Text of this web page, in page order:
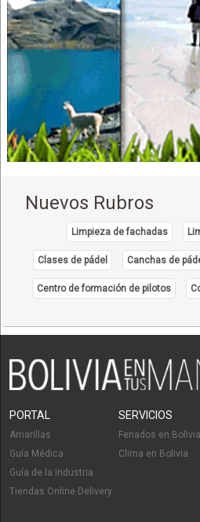
Aceite de Ricino
Aceite de Romero
Aceite de Sésamo
Aceite de Almendra
Seguridad Industrial: Alarmas,
Profesionales
Nuevos Rubros
Limpieza de fachadas
Clases de pádel Canchas de
Centro de formación de pilotos
PORTAL
Amarillas
Guía Médica
Guía de la Industria
Tiendas Online Delivery
SERVICIOS
Feriados en Bolivia
Clima en Bolivia